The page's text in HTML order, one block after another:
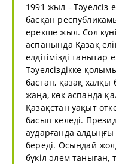
1991 жыл - Тәуелсіз
басқан
ерекше жыл. Сол
аспанында Қазақ
елдігімізді
Тәуелсіздікке
бастап, қазақ халқы
жаңа, көк аспанда
Қазақстан уақыт
басып келеді.
аударғанда
береді. Осындай
бүкіл әлем таныған,